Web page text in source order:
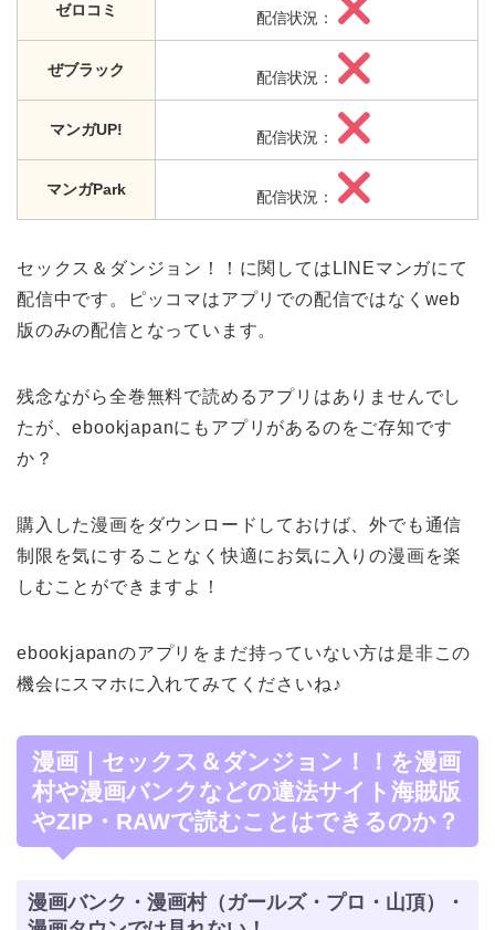
ゼロコミ 配信状況：
ぜブラック 配信状況：
マンガUP! 配信状況：
マンガPark 配信状況：
セックス＆ダンジョン！！に関してはLINEマンガにて
配信中です。ピッコマはアプリでの配信ではなくweb
版のみの配信となっています。
残念ながら全巻無料で読めるアプリはありませんでし
たが、ebookjapanにもアプリがあるのをご存知です
か？
購入した漫画をダウンロードしておけば、外でも通信
制限を気にすることなく快適にお気に入りの漫画を楽
しむことができますよ！
ebookjapanのアプリをまだ持っていない方は是非この
機会にスマホに入れてみてくださいね♪
漫画｜セックス＆ダンジョン！！を漫画
村や漫画バンクなどの違法サイト海賊版
やZIP・RAWで読むことはできるのか？
漫画バンク・漫画村（ガールズ・プロ・山頂）・